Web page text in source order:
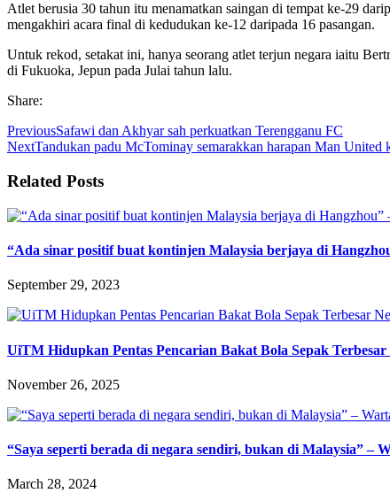
Atlet berusia 30 tahun itu menamatkan saingan di tempat ke-29
mengakhiri acara final di kedudukan ke-12 daripada 16 pasangan.
Untuk rekod, setakat ini, hanya seorang atlet terjun negara iaitu
di Fukuoka, Jepun pada Julai tahun lalu.
Share:
PreviousSafawi dan Akhyar sah perkuatkan Terengganu FC
NextTandukan padu McTominay semarakkan harapan Man United
Related Posts
“Ada sinar positif buat kontinjen Malaysia berjaya di
September 29, 2023
UiTM Hidupkan Pentas Pencarian Bakat Bola Sepak
November 26, 2025
“Saya seperti berada di negara sendiri, bukan di Malaysia” –
March 28, 2024